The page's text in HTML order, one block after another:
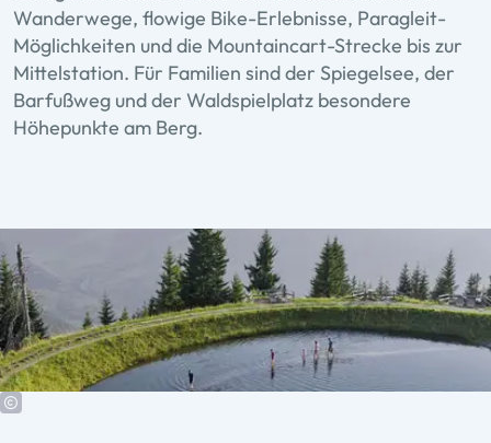
Wanderwege, flowige Bike-Erlebnisse, Paragleit-
Möglichkeiten und die Mountaincart-Strecke bis zur
Mittelstation. Für Familien sind der Spiegelsee, der
Barfußweg und der Waldspielplatz besondere
Höhepunkte am Berg.